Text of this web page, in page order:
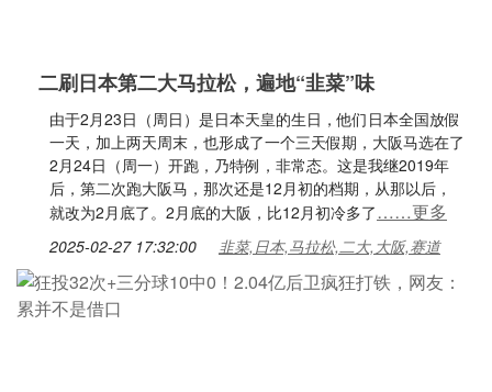
二刷日本第二大马拉松，遍地“韭菜”味
由于2月23日（周日）是日本天皇的生日，他们日本全国放假
一天，加上两天周末，也形成了一个三天假期，大阪马选在了
2月24日（周一）开跑，乃特例，非常态。这是我继2019年
后，第二次跑大阪马，那次还是12月初的档期，从那以后，
就改为2月底了。2月底的大阪，比12月初冷多了……更多
2025-02-27 17:32:00 韭菜,日本,马拉松,二大,大阪,赛道